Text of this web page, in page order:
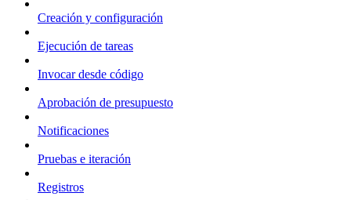
Creación y configuración
Ejecución de tareas
Invocar desde código
Aprobación de presupuesto
Notificaciones
Pruebas e iteración
Registros